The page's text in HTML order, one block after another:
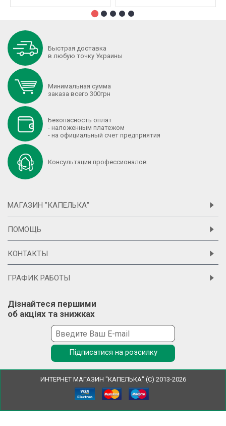
Быстрая доставка
в любую точку Украины
Минимальная сумма
заказа всего 300грн
Безопасность оплат
- наложенным платежом
- на официальный счет предприятия
Консультации профессионалов
МАГАЗИН "КАПЕЛЬКА"
ПОМОЩЬ
КОНТАКТЫ
ГРАФИК РАБОТЫ
Дізнайтеся першими
об акціях та знижках
Підписатися на розсилку
ИНТЕРНЕТ МАГАЗИН "КАПЕЛЬКА" (С) 2013-2026